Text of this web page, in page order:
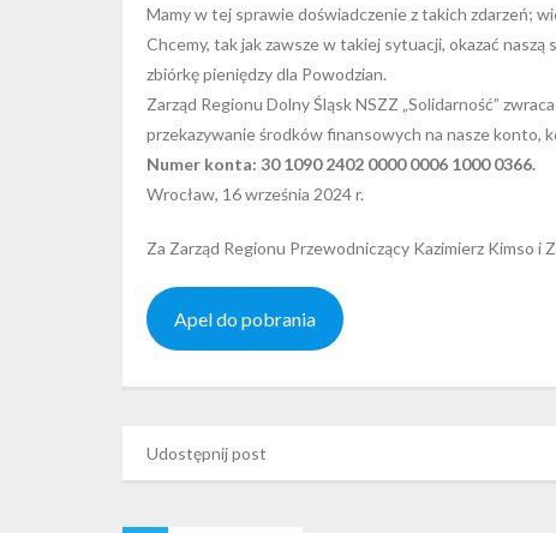
Mamy w tej sprawie doświadczenie z takich zdarzeń;
Chcemy, tak jak zawsze w takiej sytuacji, okazać
zbiórkę pieniędzy dla Powodzian.
Zarząd Regionu Dolny Śląsk NSZZ „Solidarność”
przekazywanie środków finansowych na nasze konto,
Numer konta: 30 1090 2402 0000 0006 1000 0366.
Wrocław, 16 września 2024 r.
Za Zarząd Regionu Przewodniczący Kazimierz Kimso i
Apel do pobrania
Udostępnij post